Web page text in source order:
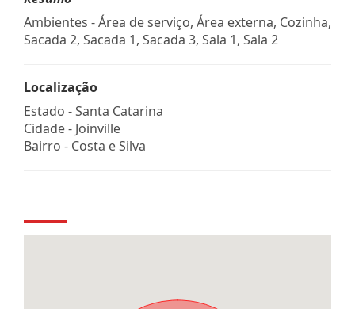
Ambientes - Área de serviço, Área externa, Cozinha,
Sacada 2, Sacada 1, Sacada 3, Sala 1, Sala 2
Localização
Estado -Santa Catarina
Cidade - Joinville
Bairro - Costa e Silva